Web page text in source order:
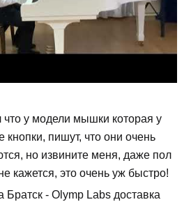
что у модели мышки которая у
кнопки, пишут, что они очень
но извините меня, даже пол
кажется, это очень уж быстро!
Братск - Olymp Labs доставка